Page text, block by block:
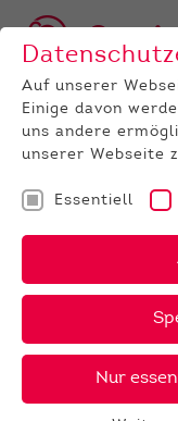
BULLEN
Auf unserer
Einige davon
uns andere
unserer Webseite
Essentiell
Nur